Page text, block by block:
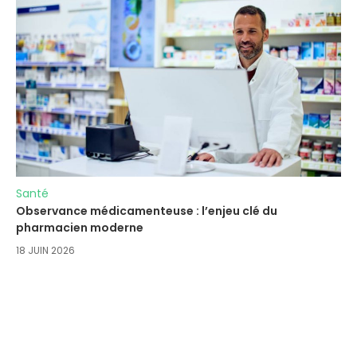
Santé
Observance médicamenteuse : l’enjeu clé du
pharmacien moderne
18 JUIN 2026